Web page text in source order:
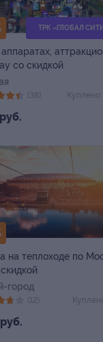
ТРК «ГЛОБАЛ
со скидкой
(38) Куплено
на теплоходе по
город
(12)